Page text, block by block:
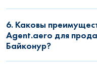
6. Каковы
Agent.aero для
Байконур?